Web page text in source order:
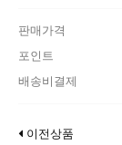
판매가격
포인트
배송비결제
이전상품